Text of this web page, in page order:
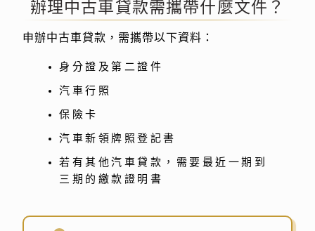
辦理中古車貸款需攜帶什麼文件？
申辦中古車貸款，需攜帶以下資料：
身分證及第二證件
汽車行照
保險卡
汽車新領牌照登記書
若有其他汽車貸款，需要最近一期到
三期的繳款證明書